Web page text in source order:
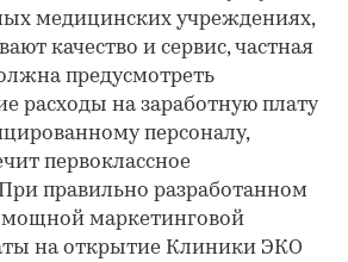
медицинских учреждениях,
качество и сервис, частная
предусмотреть
расходы на заработную плату
персоналу,
первоклассное
правильно разработанном
мощной маркетинговой
на открытие Клиники ЭКО